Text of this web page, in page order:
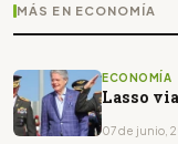
MÁS EN ECONOMÍA
ECONOMÍA
Lasso
07 de junio,